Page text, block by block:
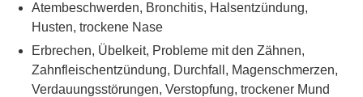
Atembeschwerden, Bronchitis, Halsentzündung,
Husten, trockene Nase
Erbrechen, Übelkeit, Probleme mit den Zähnen,
Zahnfleischentzündung, Durchfall, Magenschmerzen,
Verdauungsstörungen, Verstopfung, trockener Mund